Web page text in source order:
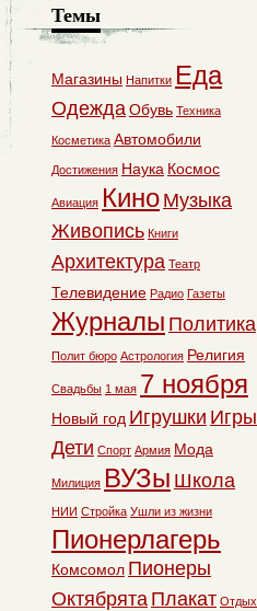
Темы
Магазины Напитки Еда
ОдеждаОбувь Техника
Косметика Автомобили
Достижения Наука Космос
Авиация Кино Музыка
Живопись Книги
Архитектура Театр
Телевидение Радио Газеты
Журналы Политика
Полит бюро Астрология Религия
Свадьбы 1 мая 7 ноября
Новый год Игрушки Игры
Дети Спорт Армия Мода
Милиция ВУЗы Школа
НИИ Стройка Ушли из жизни
Пионерлагерь
Комсомол Пионеры
Октябрята Плакат Отдых